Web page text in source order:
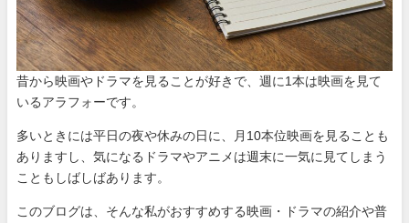
昔から映画やドラマを見ることが好きで、週に1本は映画を見て
いるアラフォーです。
多いときには平日の夜や休みの日に、月10本位映画を見ることも
ありますし、気になるドラマやアニメは週末に一気に見てしまう
こともしばしばあります。
このブログは、そんな私がおすすめする映画・ドラマの紹介や普